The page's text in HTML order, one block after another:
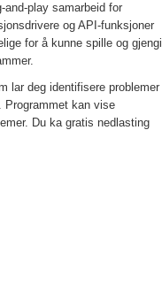
play samarbeid for
og API-funksjoner
for å kunne spille og gjengi
lar deg identifisere problemer
Programmet kan vise
Du ka gratis nedlasting